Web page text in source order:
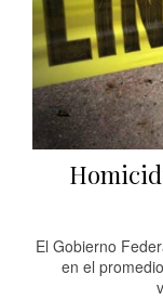
El Gobierno
en el